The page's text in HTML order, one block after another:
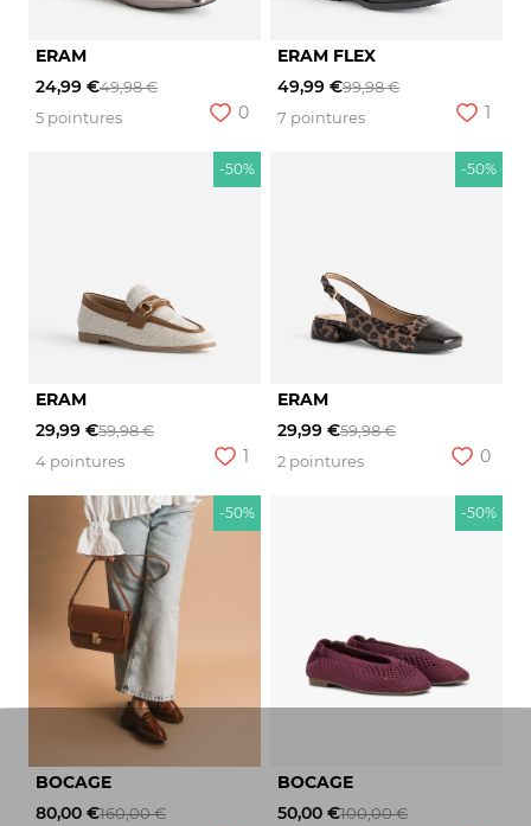
ERAM
24,99 €49,98 €
5 pointures
0
ERAM FLEX
49,99 €99,98 €
7 pointures
1
-50%
ERAM
29,99 €59,98 €
4 pointures
1
-50%
ERAM
29,99 €59,98 €
2 pointures
0
-50%
BOCAGE
80,00 €160,00 €
-50%
BOCAGE
50,00 €100,00 €